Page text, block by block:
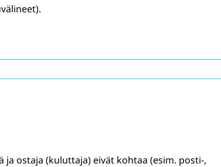
ostaja (kuluttaja) eivät kohtaa (esim. posti-,